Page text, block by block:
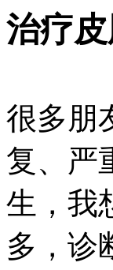
治疗
很多朋
复、严
生，我
多，诊